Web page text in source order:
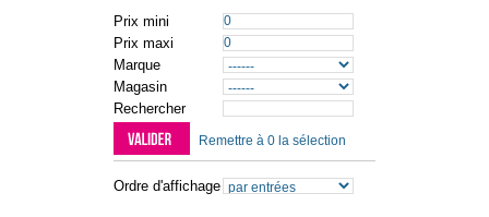
Prix mini
Prix maxi
Marque
Magasin
Rechercher
Remettre à 0 la sélection
Ordre d'affichage